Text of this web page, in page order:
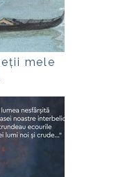
mele